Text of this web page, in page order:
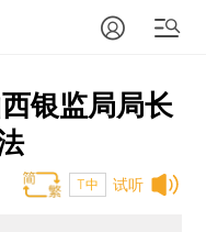
银监局局长
试听
T中